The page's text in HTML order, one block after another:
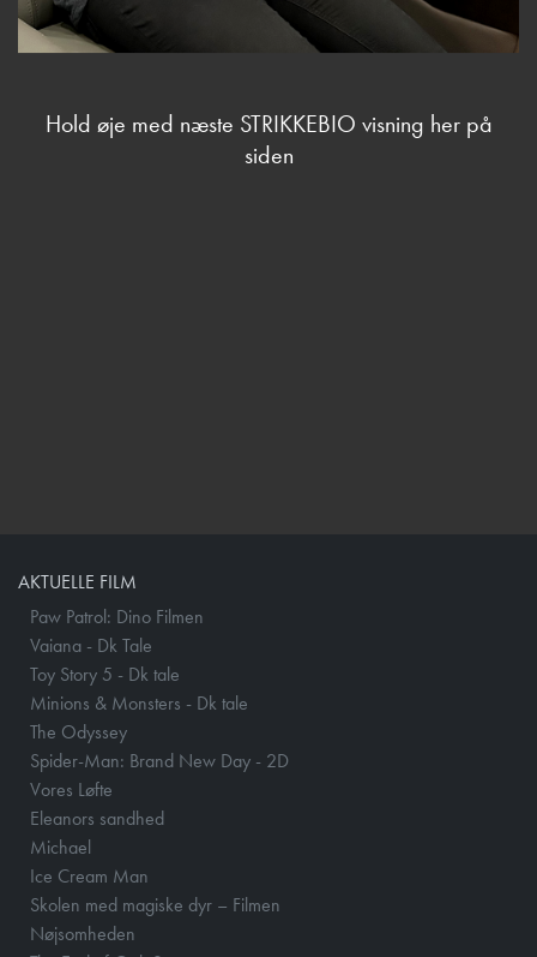
Hold øje med næste STRIKKEBIO visning her på
siden
AKTUELLE FILM
Paw Patrol: Dino Filmen
Vaiana - Dk Tale
Toy Story 5 - Dk tale
Minions & Monsters - Dk tale
The Odyssey
Spider-Man: Brand New Day - 2D
Vores Løfte
Eleanors sandhed
Michael
Ice Cream Man
Skolen med magiske dyr – Filmen
Nøjsomheden